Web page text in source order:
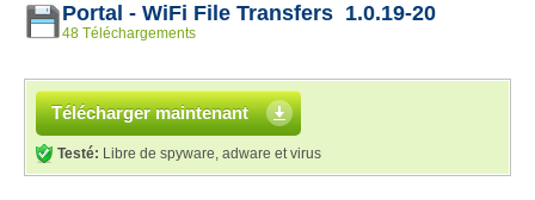
Portal - WiFi File Transfers 1.0.19-20
48 Téléchargements
Télécharger maintenant
Testé: Libre de spyware, adware et virus